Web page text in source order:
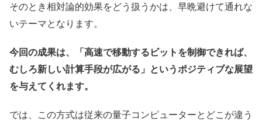
そのとき相対論的効果をどう扱うかは、早晩避けて通れな
いテーマとなります。
今回の成果は、「高速で移動するビットを制御できれば、
むしろ新しい計算手段が広がる」というポジティブな展望
を与えてくれます。
では、この方式は従来の量子コンピューターとどこが違う